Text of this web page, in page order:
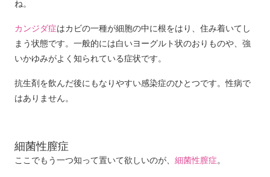
ね。
カンジダ症はカビの一種が細胞の中に根をはり、住み着いてし
まう状態です。一般的には白いヨーグルト状のおりものや、強
いかゆみがよく知られている症状です。
抗生剤を飲んだ後にもなりやすい感染症のひとつです。性病で
はありません。
細菌性膣症
ここでもう一つ知って置いて欲しいのが、 細菌性膣症。